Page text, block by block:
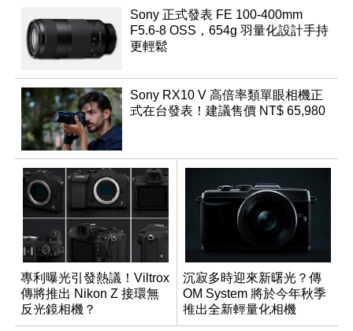
Sony 正式發表 FE 100-400mm
F5.6-8 OSS，654g 羽量化設計手持
更輕鬆
Sony RX10 V 高倍率類單眼相機正
式在台發表！建議售價 NT$ 65,980
專利曝光引發熱議！Viltrox
傳將推出 Nikon Z 接環無
反光鏡相機？
沉寂多時迎來新曙光？傳
OM System 將於今年秋季
推出全新輕量化相機